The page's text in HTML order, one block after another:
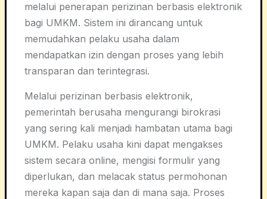
melalui penerapan perizinan berbasis elektronik
bagi UMKM. Sistem ini dirancang untuk
memudahkan pelaku usaha dalam
mendapatkan izin dengan proses yang lebih
transparan dan terintegrasi.
Melalui perizinan berbasis elektronik,
pemerintah berusaha mengurangi birokrasi
yang sering kali menjadi hambatan utama bagi
UMKM. Pelaku usaha kini dapat mengakses
sistem secara online, mengisi formulir yang
diperlukan, dan melacak status permohonan
mereka kapan saja dan di mana saja. Proses